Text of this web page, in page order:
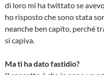
di loro mi ha twittato se
ho risposto che sono stata
neanche ben capito, perché
si capiva.
Ma ti ha dato fastidio?